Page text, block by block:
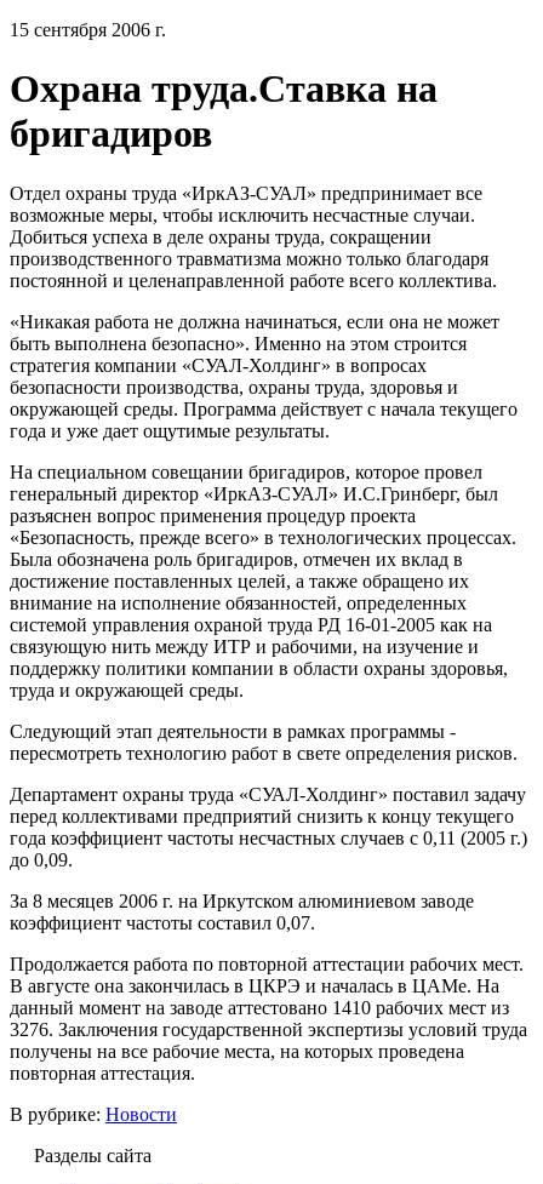
15 сентября 2006 г.
Охрана труда.Ставка на
бригадиров
Отдел охраны труда «ИркАЗ-СУАЛ» предпринимает все
возможные меры, чтобы исключить несчастные случаи.
Добиться успеха в деле охраны труда, сокращении
производственного травматизма можно только благодаря
постоянной и целенаправленной работе всего коллектива.
«Никакая работа не должна начинаться, если она не может
быть выполнена безопасно». Именно на этом строится
стратегия компании «СУАЛ-Холдинг» в вопросах
безопасности производства, охраны труда, здоровья и
окружающей среды. Программа действует с начала текущего
года и уже дает ощутимые результаты.
На специальном совещании бригадиров, которое провел
генеральный директор «ИркАЗ-СУАЛ» И.С.Гринберг, был
разъяснен вопрос применения процедур проекта
«Безопасность, прежде всего» в технологических процессах.
Была обозначена роль бригадиров, отмечен их вклад в
достижение поставленных целей, а также обращено их
внимание на исполнение обязанностей, определенных
системой управления охраной труда РД 16-01-2005 как на
связующую нить между ИТР и рабочими, на изучение и
поддержку политики компании в области охраны здоровья,
труда и окружающей среды.
Следующий этап деятельности в рамках программы -
пересмотреть технологию работ в свете определения рисков.
Департамент охраны труда «СУАЛ-Холдинг» поставил задачу
перед коллективами предприятий снизить к концу текущего
года коэффициент частоты несчастных случаев с 0,11 (2005 г.)
до 0,09.
За 8 месяцев 2006 г. на Иркутском алюминиевом заводе
коэффициент частоты составил 0,07.
Продолжается работа по повторной аттестации рабочих мест.
В августе она закончилась в ЦКРЭ и началась в ЦАМе. На
данный момент на заводе аттестовано 1410 рабочих мест из
3276. Заключения государственной экспертизы условий труда
получены на все рабочие места, на которых проведена
повторная аттестация.
В рубрике: Новости
Разделы сайта